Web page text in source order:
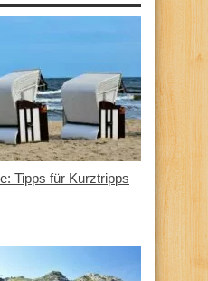
Tipps für Kurztripps